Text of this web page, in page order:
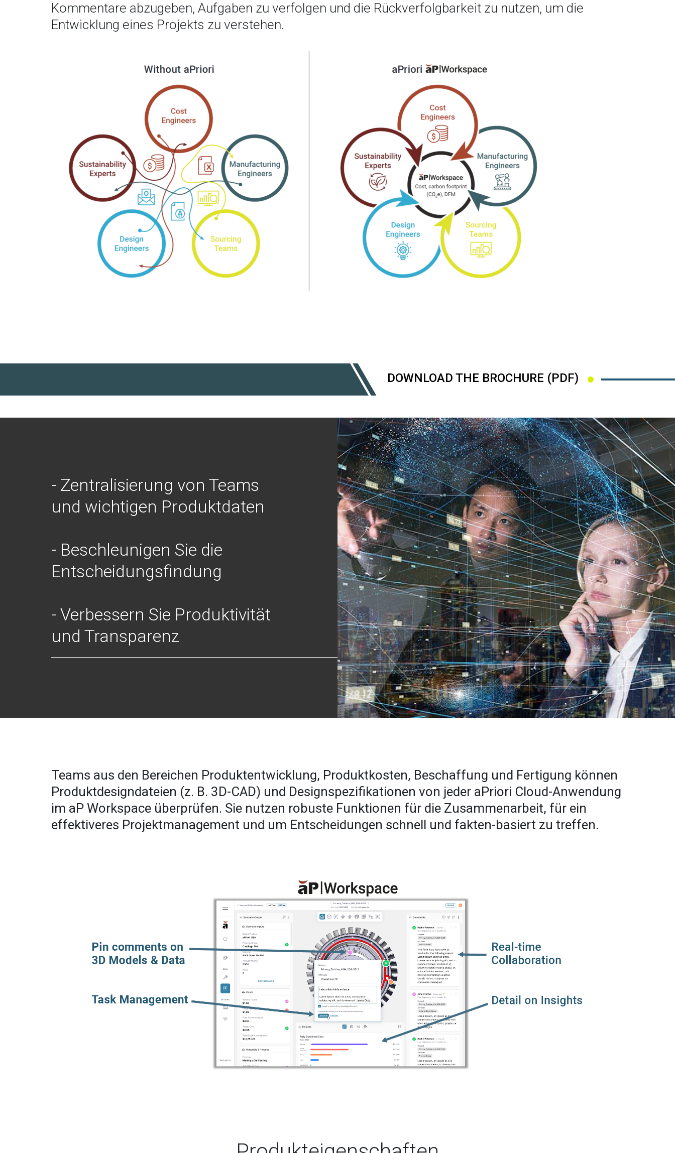
Kommentare abzugeben, Aufgaben zu verfolgen und die Rückverfolgbarkeit zu nutzen, um die
Entwicklung eines Projekts zu verstehen.
DOWNLOAD THE BROCHURE (PDF)
- Zentralisierung von Teams
und wichtigen Produktdaten
- Beschleunigen Sie die
Entscheidungsfindung
- Verbessern Sie Produktivität
und Transparenz
Teams aus den Bereichen Produktentwicklung, Produktkosten, Beschaffung und Fertigung können
Produktdesigndateien (z. B. 3D-CAD) und Designspezifikationen von jeder aPriori Cloud-Anwendung
im aP Workspace überprüfen. Sie nutzen robuste Funktionen für die Zusammenarbeit, für ein
effektiveres Projektmanagement und um Entscheidungen schnell und fakten-basiert zu treffen.